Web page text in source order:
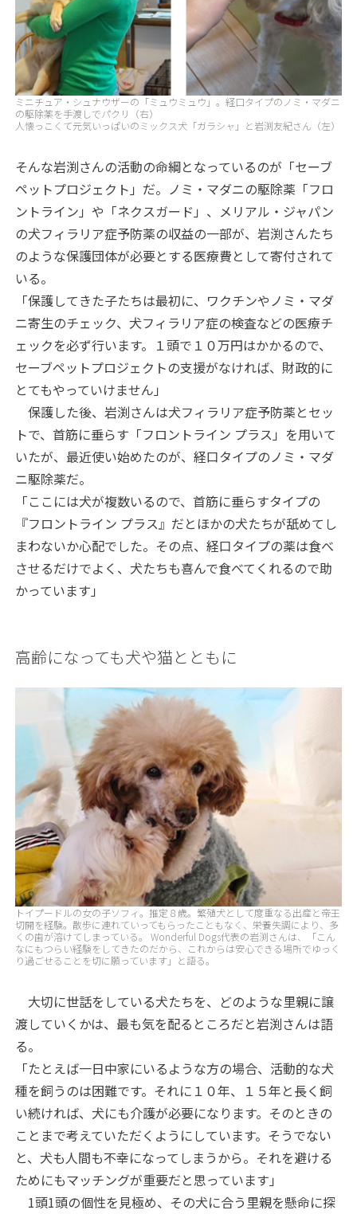
ミニチュア・シュナウザーの「ミュウミュウ」。経口タイプのノミ・マダニ
の駆除薬を手渡しでパクリ（右）
人懐っこくて元気いっぱいのミックス犬「ガラシャ」と岩渕友紀さん（左）
そんな岩渕さんの活動の命綱となっているのが「セーブ
ペットプロジェクト」だ。ノミ・マダニの駆除薬「フロ
ントライン」や「ネクスガード」、メリアル・ジャパン
の犬フィラリア症予防薬の収益の一部が、岩渕さんたち
のような保護団体が必要とする医療費として寄付されて
いる。
「保護してきた子たちは最初に、ワクチンやノミ・マダ
ニ寄生のチェック、犬フィラリア症の検査などの医療チ
ェックを必ず行います。１頭で１０万円はかかるので、
セーブペットプロジェクトの支援がなければ、財政的に
とてもやっていけません」
保護した後、岩渕さんは犬フィラリア症予防薬とセッ
トで、首筋に垂らす「フロントライン プラス」を用いて
いたが、最近使い始めたのが、経口タイプのノミ・マダ
ニ駆除薬だ。
「ここには犬が複数いるので、首筋に垂らすタイプの
『フロントライン プラス』だとほかの犬たちが舐めてし
まわないか心配でした。その点、経口タイプの薬は食べ
させるだけでよく、犬たちも喜んで食べてくれるので助
かっています」
高齢になっても犬や猫とともに
トイプードルの女の子ソフィ。推定８歳。繁殖犬として度重なる出産と帝王
切開を経験。散歩に連れていってもらったこともなく、栄養失調により、多
くの歯が溶けてしまっている。 Wonderful Dogs代表の岩渕さんは、「こん
なにもつらい経験をしてきたのだから、これからは安心できる場所でゆっく
り過ごせることを切に願っています」と語る。
大切に世話をしている犬たちを、どのような里親に譲
渡していくかは、最も気を配るところだと岩渕さんは語
る。
「たとえば一日中家にいるような方の場合、活動的な犬
種を飼うのは困難です。それに１０年、１５年と長く飼
い続ければ、犬にも介護が必要になります。そのときの
ことまで考えていただくようにしています。そうでない
と、犬も人間も不幸になってしまうから。それを避ける
ためにもマッチングが重要だと思っています」
1頭1頭の個性を見極め、その犬に合う里親を懸命に探